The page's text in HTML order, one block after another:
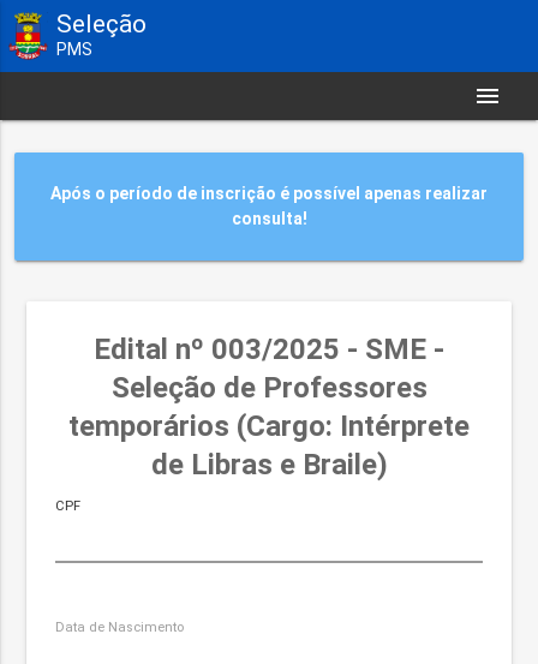
Seleção
PMS
menu
Após o período de inscrição é possível apenas realizar
consulta!
Edital nº 003/2025 - SME -
Seleção de Professores
temporários (Cargo: Intérprete
de Libras e Braile)
CPF
Data de Nascimento